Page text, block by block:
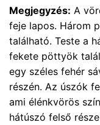
Megjegyzés: A
feje lapos. Három
található. Teste a
fekete pöttyök
egy széles fehér
részén. Az úszók
ami élénkvörös
hátúszó felső